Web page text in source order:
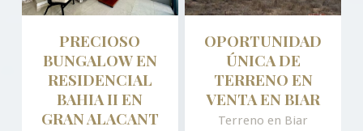
PRECIOSO
BUNGALOW EN
RESIDENCIAL
BAHIA II EN
GRAN ALACANT
OPORTUNIDAD
ÚNICA DE
TERRENO EN
VENTA EN BIAR
Terreno en Biar